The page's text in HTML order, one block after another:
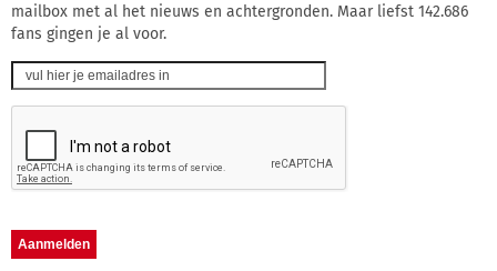
mailbox met al het nieuws en achtergronden. Maar liefst 142.686
fans gingen je al voor.